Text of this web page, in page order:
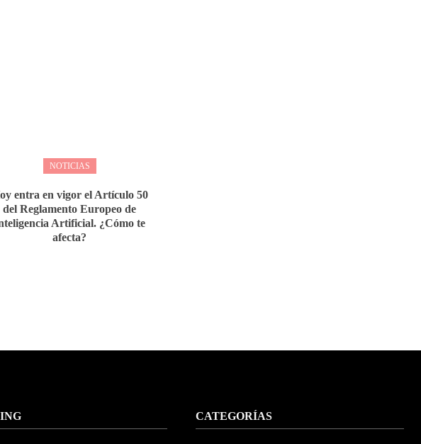
NOTICIAS
entra en vigor el Artículo 50
del Reglamento Europeo de
Artificial. ¿Cómo te
afecta?
CATEGORÍAS